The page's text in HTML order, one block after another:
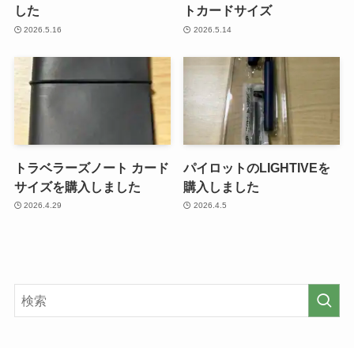
した
2026.5.16
トカードサイズ
2026.5.14
トラベラーズノート カード
サイズを購入しました
2026.4.29
パイロットのLIGHTIVEを
購入しました
2026.4.5